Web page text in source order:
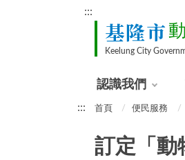
:::
基隆市
Keelung City
認識我們
::: 首頁 便民服務
訂定「動